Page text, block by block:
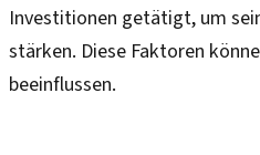
Investitionen getätigt, um
stärken. Diese Faktoren
beeinflussen.